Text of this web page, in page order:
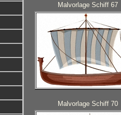
Malvorlage Schiff 67
Malvorlage Schiff 70